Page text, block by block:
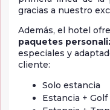
gracias a nuestro
Además, el hotel
paquetes
especiales y
cliente:
Solo estancia
Estancia + Golf